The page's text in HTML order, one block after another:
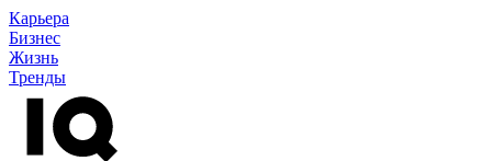
Карьера
Бизнес
Жизнь
Тренды